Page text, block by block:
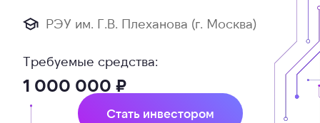
РЭУ им. Г.В. Плеханова (г. Москва)
Требуемые средства:
1 000 000 ₽
Стать инвестором